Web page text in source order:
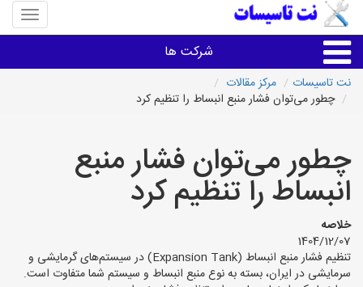
منوی
سایت
شرکت ها
خدمات تاسیسات ساختمان
خدمات تاسیسات ساختمان
سایر خدمات
تاسیساتی های شهرها
نت تاسیسات
مرکز مقالات
چطور می‌توان فشار منبع انبساط را تنظیم کرد
چطور می‌توان فشار منبع
انبساط را تنظیم کرد
خلاصه
1404/12/07
تنظیم فشار منبع انبساط (Expansion Tank) در سیستم‌های گرمایشی و
سرمایشی در ایران، بسته به نوع منبع انبساط و سیستم شما متفاوت است.